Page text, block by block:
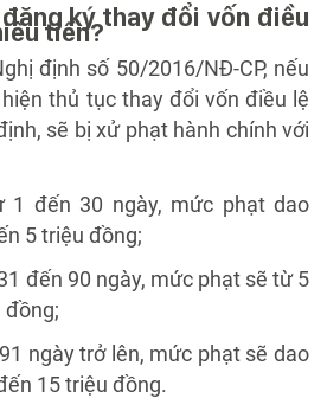
ký thay đổi vốn điều
tiền?
định số 50/2016/NĐ-CP, nếu
thủ tục thay đổi vốn điều lệ
sẽ bị xử phạt hành chính với
1 đến 30 ngày, mức phạt dao
5 triệu đồng;
đến 90 ngày, mức phạt sẽ từ 5
đồng;
ngày trở lên, mức phạt sẽ dao
15 triệu đồng.